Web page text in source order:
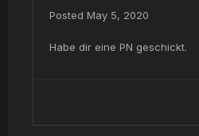
Posted May 5, 2020
Habe dir eine PN geschickt.